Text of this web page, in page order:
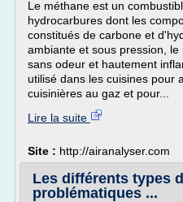
Le méthane est un
hydrocarbures dont les
constitués de carbone et
ambiante et sous pression, le
sans odeur et hautement
utilisé dans les cuisines pour
cuisinières au gaz et pour...
Lire la suite
Site : http://airanalyser.com
Les différents types
problématiques ...